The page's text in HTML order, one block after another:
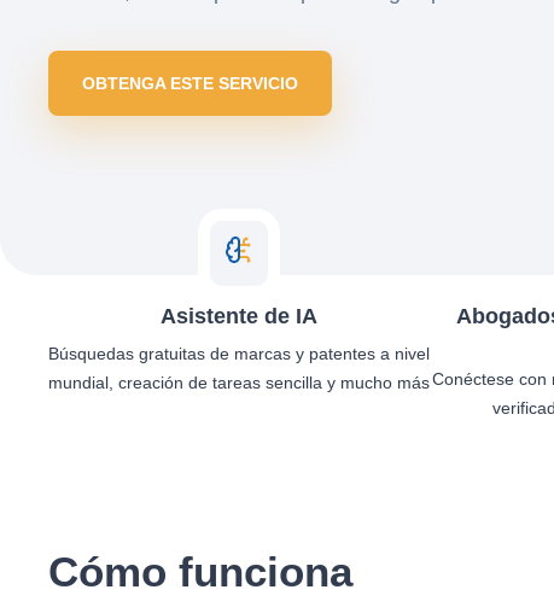
OBTENGA ESTE SERVICIO
Asistente de IA
Búsquedas gratuitas de marcas y patentes a nivel
mundial, creación de tareas sencilla y mucho másConéctese con
Cómo funciona